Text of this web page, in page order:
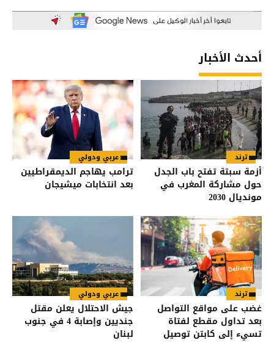
أحدث الأخبار
ترند
أزمة سبتة تفتح باب الجدل
حول مشاركة المغرب في
مونديال 2030
عربي ودولي
ترامب يهاجم الديمقراطيين
بعد انتخابات ميشيجان
ترند
غضب على مواقع التواصل
بعد تداول مقطع لفتاة
تسيء إلى كابتن توصيل
عربي ودولي
جيش الاحتلال يعلن مقتل
جنديين وإصابة 4 في جنوب
لبنان